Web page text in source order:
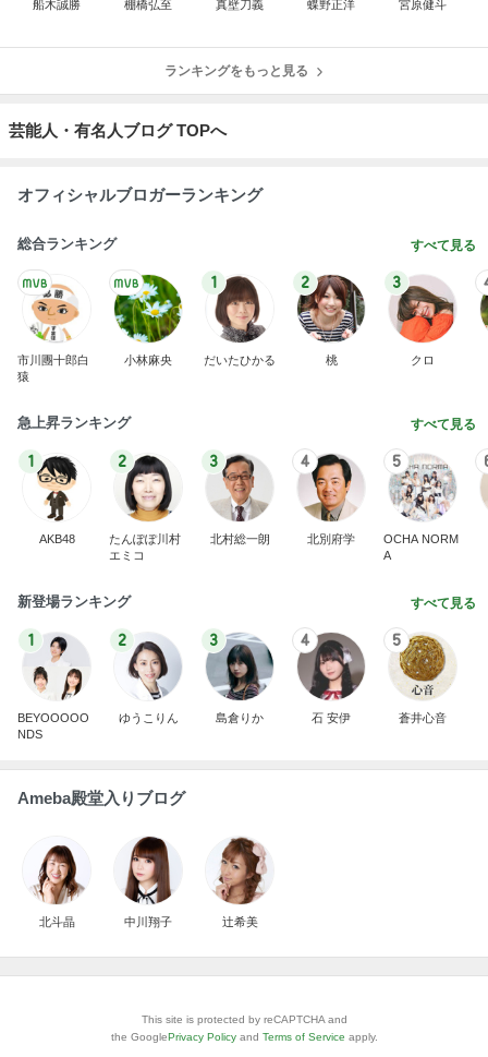
船木誠勝 棚橋弘至 真壁刀義 蝶野正洋 宮原健斗
ランキングをもっと見る
芸能人・有名人ブログ TOPへ
オフィシャルブロガーランキング
総合ランキング すべて見る
市川團十郎白
猿
小林麻央
1
だいたひかる
2
桃
3
クロ
急上昇ランキング すべて見る
1
AKB48
2
たんぽぽ川村
エミコ
3
北村総一朗
4
北別府学
5
OCHA NORM
A
新登場ランキング すべて見る
1
BEYOOOOO
NDS
2
ゆうこりん
3
島倉りか
4
石 安伊
5
蒼井心音
Ameba殿堂入りブログ
北斗晶 中川翔子 辻希美
This site is protected by reCAPTCHA and
the GooglePrivacy Policy and Terms of Service apply.